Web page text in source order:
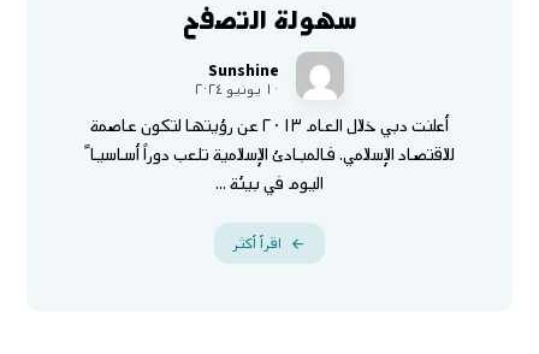
سهولة التصفح
Sunshine
١٠ يونيو ٢٠٢٤
أعلنت دبي خلال العام ٢٠١٣ عن رؤيتها لتكون عاصمة
للاقتصاد الإسلامي. فالمبادئ الإسلامية تلعب دوراً أساسيا ً
اليوم في بيئة ...
اقرأ أكثر